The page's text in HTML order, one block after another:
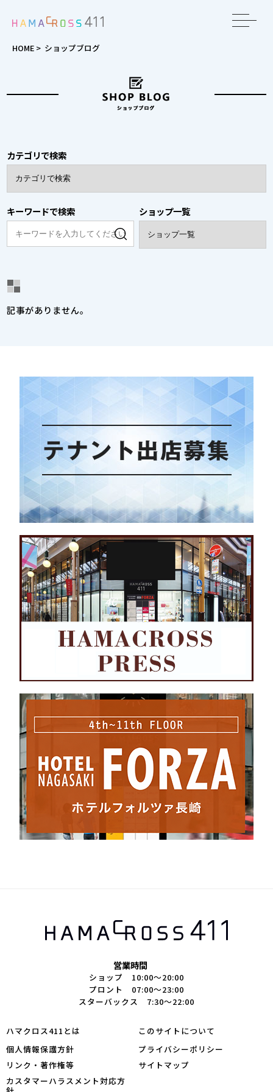
HOME > ショップブログ
カテゴリで検索
キーワードで検索 ショップ一覧
記事がありません。
営業時間
ショップ 10:00～20:00
プロント 07:00～23:00
スターバックス 7:30～22:00
ハマクロス411とは
このサイトについて
個人情報保護方針
プライバシーポリシー
リンク・著作権等
サイトマップ
カスタマーハラスメント対応方